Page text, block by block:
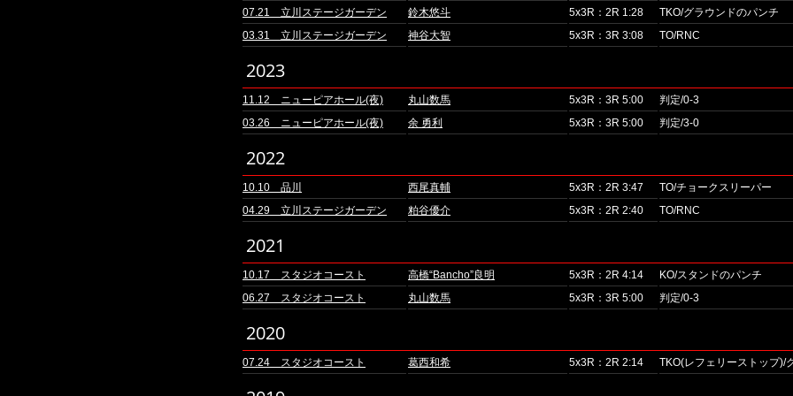
07.21 立川ステージガーデン 鈴木悠斗 5x3R：2R 1:28 TKO/グラウンドのパンチ
03.31 立川ステージガーデン 神谷大智 5x3R：3R 3:08 TO/RNC
2023
11.12 ニューピアホール(夜) 丸山数馬 5x3R：3R 5:00 判定/0-3
03.26 ニューピアホール(夜) 余 勇利 5x3R：3R 5:00 判定/3-0
2022
10.10 品川 西尾真輔 5x3R：2R 3:47 TO/チョークスリーパー
04.29 立川ステージガーデン 粕谷優介 5x3R：2R 2:40 TO/RNC
2021
10.17 スタジオコースト 高橋“Bancho”良明 5x3R：2R 4:14 KO/スタンドのパンチ
06.27 スタジオコースト 丸山数馬 5x3R：3R 5:00 判定/0-3
2020
07.24 スタジオコースト 葛西和希 5x3R：2R 2:14 TKO(レフェリーストップ)/